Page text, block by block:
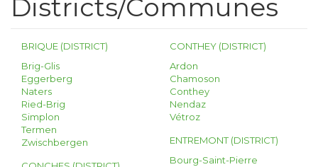
Districts/Communes
BRIQUE (DISTRICT)
Brig-Glis
Eggerberg
Naters
Ried-Brig
Simplon
Termen
Zwischbergen
CONTHEY (DISTRICT)
Ardon
Chamoson
Conthey
Nendaz
Vétroz
ENTREMONT (DISTRICT)
Bourg-Saint-Pierre